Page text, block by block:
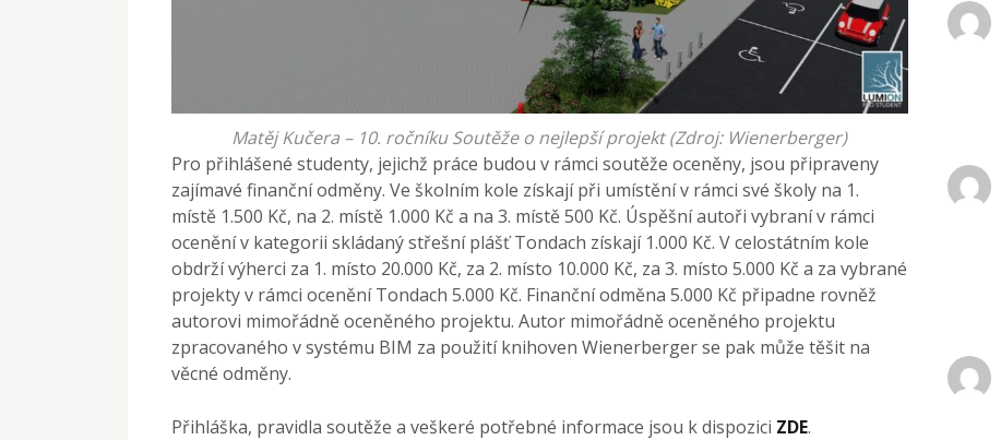
Matěj Kučera – 10. ročníku Soutěže o nejlepší projekt (Zdroj: Wienerberger)
Pro přihlášené studenty, jejichž práce budou v rámci soutěže oceněny, jsou připraveny
zajímavé finanční odměny. Ve školním kole získají při umístění v rámci své školy na 1.
místě 1.500 Kč, na 2. místě 1.000 Kč a na 3. místě 500 Kč. Úspěšní autoři vybraní v rámci
ocenění v kategorii skládaný střešní plášť Tondach získají 1.000 Kč. V celostátním kole
obdrží výherci za 1. místo 20.000 Kč, za 2. místo 10.000 Kč, za 3. místo 5.000 Kč a za vybrané
projekty v rámci ocenění Tondach 5.000 Kč. Finanční odměna 5.000 Kč připadne rovněž
autorovi mimořádně oceněného projektu. Autor mimořádně oceněného projektu
zpracovaného v systému BIM za použití knihoven Wienerberger se pak může těšit na
věcné odměny.
Přihláška, pravidla soutěže a veškeré potřebné informace jsou k dispozici ZDE.